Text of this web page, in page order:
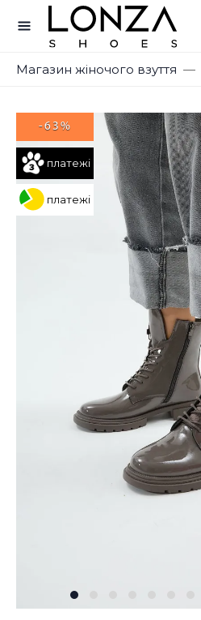
Магазин жіночого взуття
платежі
платежі
-63%